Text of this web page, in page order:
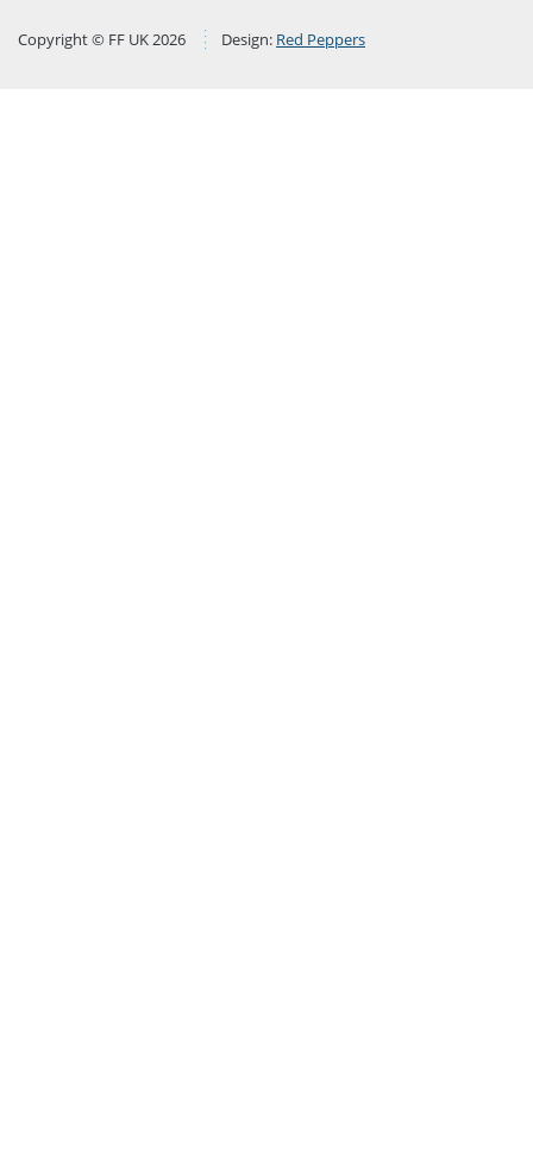
Copyright © FF UK 2026 Design: Red Peppers